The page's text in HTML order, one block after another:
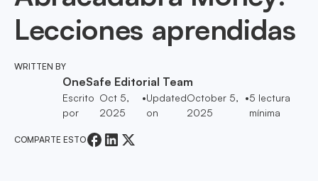
Lecciones aprendidas
WRITTEN BY
OneSafe Editorial Team
Escrito
por
Oct 5,
2025
•Updated
on
October 5,
2025
•5 lectura
mínima
COMPARTE ESTO